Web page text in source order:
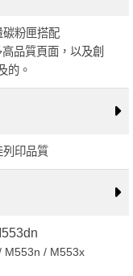
碳粉匣搭配
品質頁面，以及創
的。
列印品質
M553n / M553x